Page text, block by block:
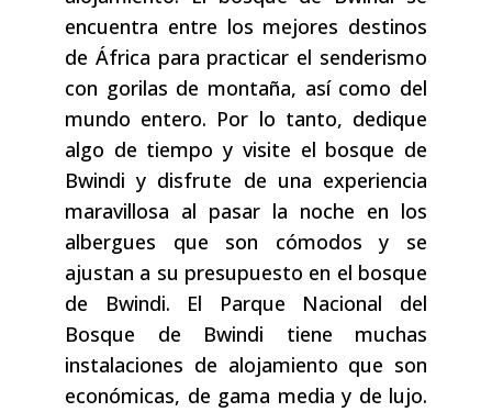
encuentra entre los mejores destinos
de África para practicar el senderismo
con gorilas de montaña, así como del
mundo entero. Por lo tanto, dedique
algo de tiempo y visite el bosque de
Bwindi y disfrute de una experiencia
maravillosa al pasar la noche en los
albergues que son cómodos y se
ajustan a su presupuesto en el bosque
de Bwindi. El Parque Nacional del
Bosque de Bwindi tiene muchas
instalaciones de alojamiento que son
económicas, de gama media y de lujo.